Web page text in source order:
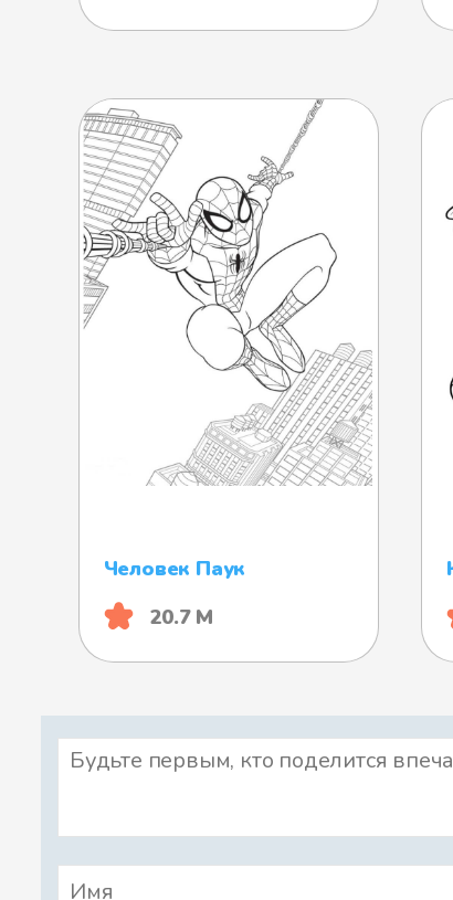
Человек Паук
20.7 М